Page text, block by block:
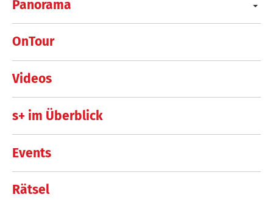
Panorama
OnTour
Videos
s+ im Überblick
Events
Rätsel